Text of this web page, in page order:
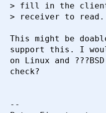
Re: [HACKERS]
Peter Eisentraut
Re: [HACKERS]
Malcolm Beattie
2000 г. в 05:23:00
05:57:01
> fill in the
> receiver to read.
This might be
support this. I
on Linux and
check?
--